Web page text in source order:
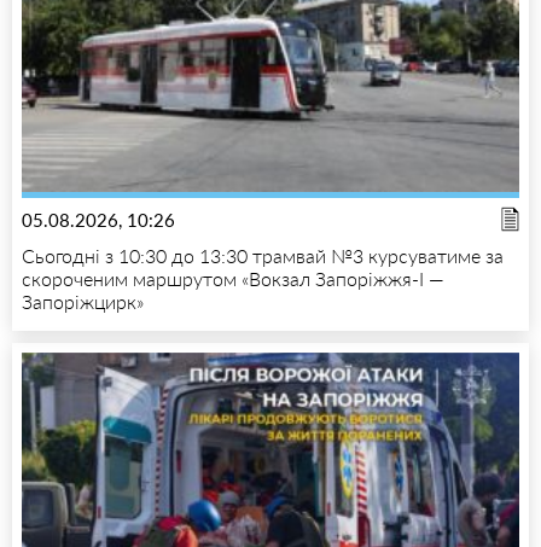
05.08.2026, 10:26
Сьогодні з 10:30 до 13:30 трамвай №3 курсуватиме за
скороченим маршрутом «Вокзал Запоріжжя-I —
Запоріжцирк»